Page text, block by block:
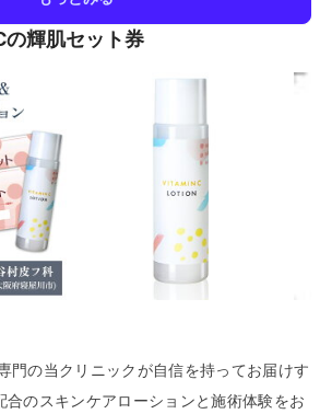
輝肌セット券
門の当クリニックが自信を持ってお届けす
合のスキンケアローションと施術体験をお